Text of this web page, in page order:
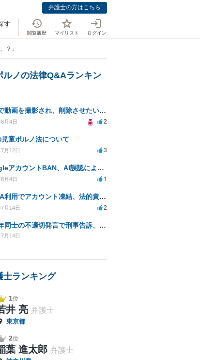
弁護士の方はこちら
す
閲覧履歴 マイリスト ログイン
？」
ルノの法律Q&Aランキン
無断で動画を撮影され、削除させたいが連絡が返ってこない。
月4日 2
童ポルノ法について
月12日 3
GoogleアカウントBAN、AI誤認による通報リスクは？
月4日 1
MEGA利用でアカウント凍結、法的責任の可能性は？
月14日 2
未成年同士の不適切発言で刑事告訴、逮捕の可能性は？
月14日
士ランキング
1位
井 亮 弁護士
東京都
2位
葉 進太郎 弁護士